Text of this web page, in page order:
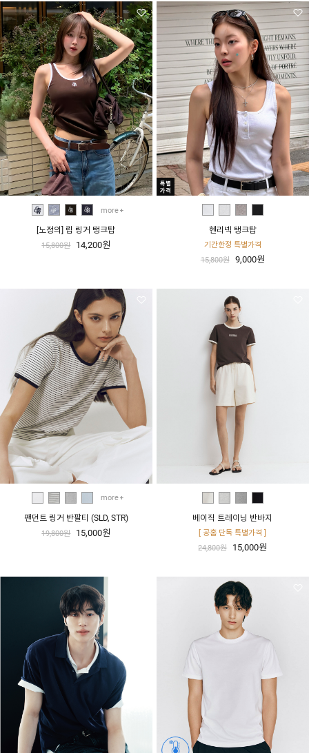
more
[노정의] 립 링거 탱크탑
15,800원 14,200원
헨리넥 탱크탑
기간한정 특별가격
15,800원
9,000원
more
팬던트 링거 반팔티 (SLD, STR)
19,800원 15,000원
베이직 트레이닝 반바지
[ 공홈 단독 특별가격 ]
24,800원
15,000원